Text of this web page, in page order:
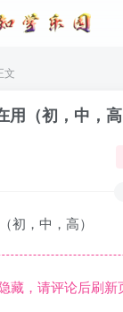
文
（初，中，高
初，中，高）
藏，请评论后刷新